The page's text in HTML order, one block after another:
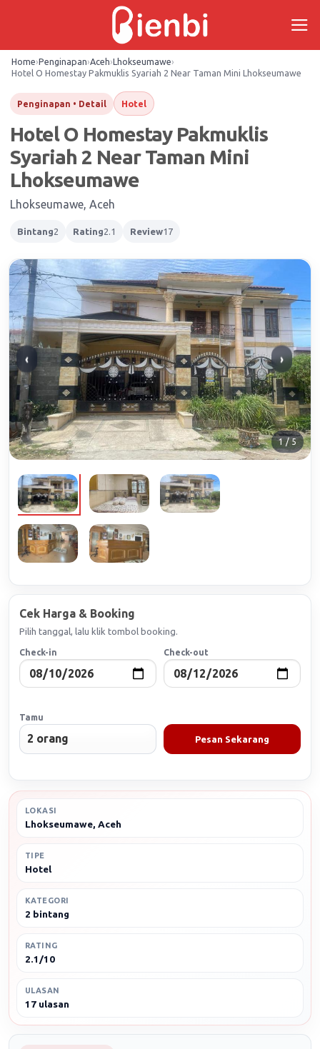
Home›Penginapan›Aceh›Lhokseumawe›
Hotel O Homestay Pakmuklis Syariah 2 Near Taman Mini Lhokseumawe
Penginapan • Detail Hotel
Hotel O Homestay Pakmuklis
Syariah 2 Near Taman Mini
Lhokseumawe
Lhokseumawe, Aceh
Bintang2 Rating2.1 Review17
‹ ›
1 / 5
Cek Harga & Booking
Pilih tanggal, lalu klik tombol booking.
Check-in Check-out
Tamu
Pesan Sekarang
LOKASI
Lhokseumawe, Aceh
TIPE
Hotel
KATEGORI
2 bintang
RATING
2.1/10
ULASAN
17 ulasan